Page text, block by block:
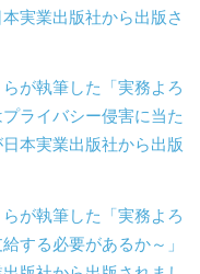
実業出版社から出版さ
が執筆した「実務よろ
ライバシー侵害に当た
本実業出版社から出版
が執筆した「実務よろ
する必要があるか～」